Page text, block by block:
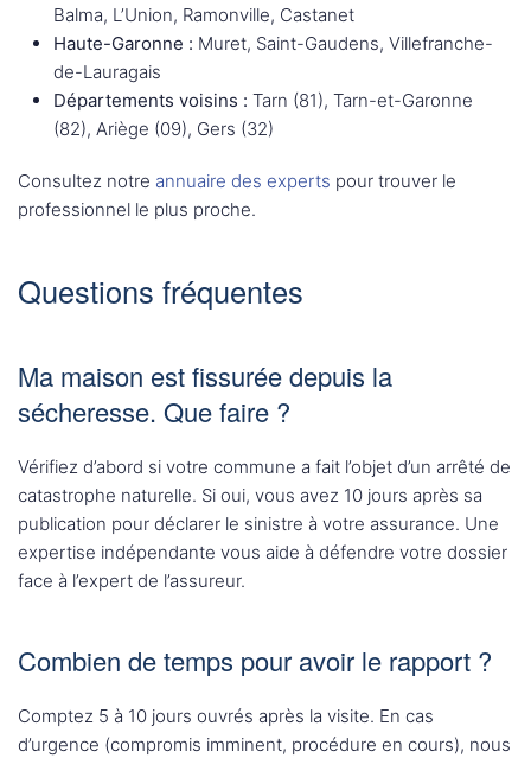
Balma, L’Union, Ramonville, Castanet
Haute-Garonne : Muret, Saint-Gaudens, Villefranche-
de-Lauragais
Départements voisins : Tarn (81), Tarn-et-Garonne
(82), Ariège (09), Gers (32)
Consultez notre annuaire des experts pour trouver le
professionnel le plus proche.
Questions fréquentes
Ma maison est fissurée depuis la
sécheresse. Que faire ?
Vérifiez d’abord si votre commune a fait l’objet d’un arrêté de
catastrophe naturelle. Si oui, vous avez 10 jours après sa
publication pour déclarer le sinistre à votre assurance. Une
expertise indépendante vous aide à défendre votre dossier
face à l’expert de l’assureur.
Combien de temps pour avoir le rapport ?
Comptez 5 à 10 jours ouvrés après la visite. En cas
d’urgence (compromis imminent, procédure en cours), nous